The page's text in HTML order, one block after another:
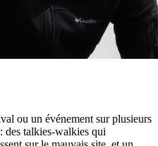
ou un événement sur plusieurs
des talkies-walkies qui